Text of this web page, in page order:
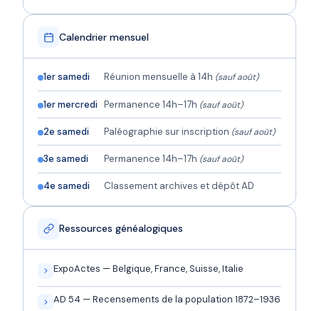
Calendrier mensuel
1er samedi Réunion mensuelle à 14h (sauf août)
1er mercredi Permanence 14h–17h (sauf août)
2e samedi Paléographie sur inscription (sauf août)
3e samedi Permanence 14h–17h (sauf août)
4e samedi Classement archives et dépôt AD
Ressources généalogiques
ExpoActes — Belgique, France, Suisse, Italie
AD 54 — Recensements de la population 1872–1936